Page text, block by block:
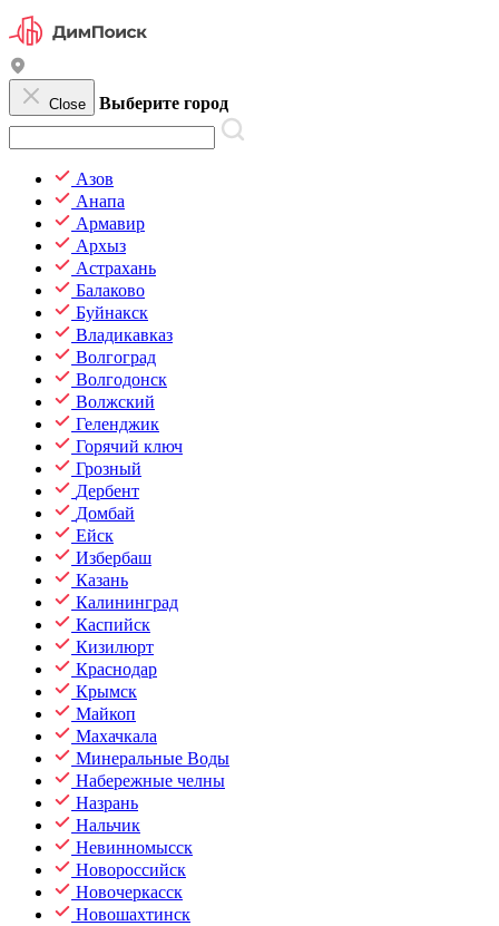
Close Выберите город
Азов
Анапа
Армавир
Архыз
Астрахань
Балаково
Буйнакск
Владикавказ
Волгоград
Волгодонск
Волжский
Геленджик
Горячий ключ
Грозный
Дербент
Домбай
Ейск
Избербаш
Казань
Калининград
Каспийск
Кизилюрт
Краснодар
Крымск
Майкоп
Махачкала
Минеральные Воды
Набережные челны
Назрань
Нальчик
Невинномысск
Новороссийск
Новочеркасск
Новошахтинск